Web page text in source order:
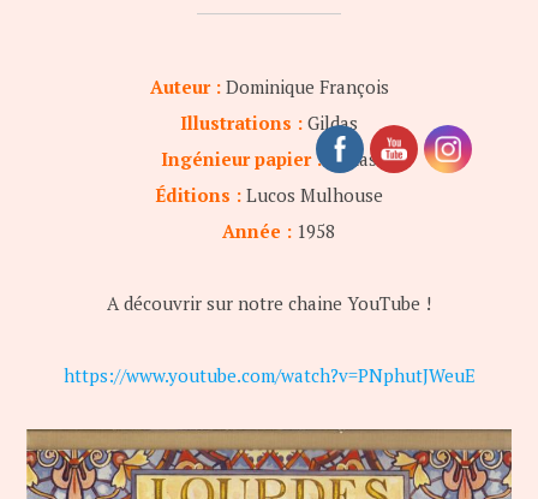
Auteur :Dominique François
Illustrations : Gildas
Ingénieur papier : Gildas
Éditions : Lucos Mulhouse
Année : 1958
A découvrir sur notre chaine YouTube !
https://www.youtube.com/watch?v=PNphutJWeuE